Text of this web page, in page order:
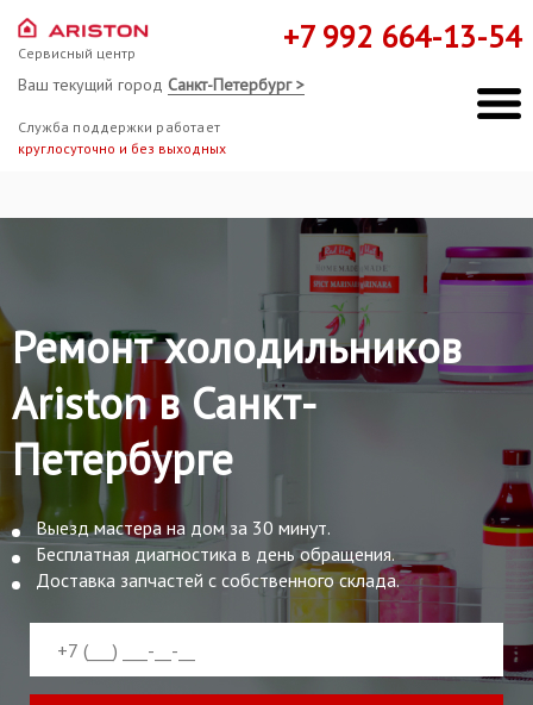
Сервисный центр
Ваш текущий город Санкт-Петербург >
Служба поддержки работает
круглосуточно и без выходных
+7 992 664-13-54
Ремонт холодильников
Ariston в Санкт-
Петербурге
Выезд мастера на дом за 30 минут.
Бесплатная диагностика в день обращения.
Доставка запчастей с собственного склада.